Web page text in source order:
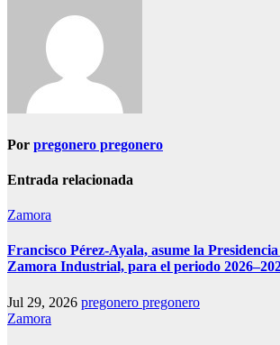
Por pregonero pregonero
Entrada relacionada
Zamora
Francisco Pérez-Ayala, asume la
Zamora Industrial, para el periodo
Jul 29, 2026 pregonero pregonero
Zamora